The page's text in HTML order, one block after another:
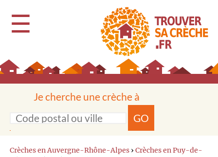
☰
Je cherche une crèche à
GO
Crèches en Auvergne-Rhône-Alpes › Crèches en Puy-de-